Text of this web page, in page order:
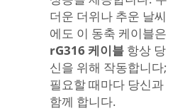
더운 더위나 추운 날씨
에도 이 동축 케이블은
rG316 케이블 항상 당
신을 위해 작동합니다;
필요할 때마다 당신과
함께 합니다.